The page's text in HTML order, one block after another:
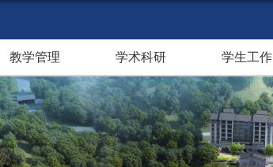
教学管理 学术科研 学生工作